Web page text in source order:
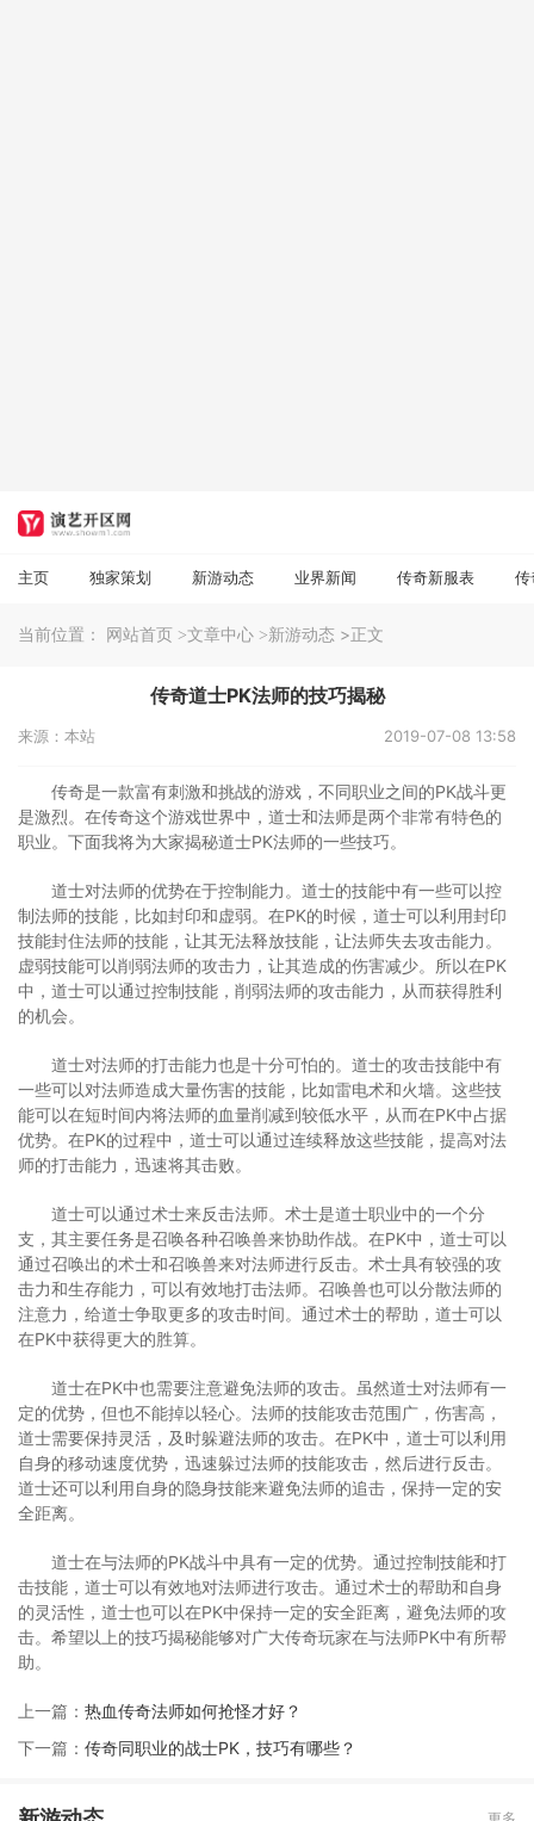
主页 独家策划 新游动态 业界新闻 传奇新服表 传
当前位置： 网站首页 >文章中心 >新游动态 >正文
传奇道士PK法师的技巧揭秘
来源：本站 2019-07-08 13:58
传奇是一款富有刺激和挑战的游戏，不同职业之间的PK战斗更
是激烈。在传奇这个游戏世界中，道士和法师是两个非常有特色的
职业。下面我将为大家揭秘道士PK法师的一些技巧。
道士对法师的优势在于控制能力。道士的技能中有一些可以控
制法师的技能，比如封印和虚弱。在PK的时候，道士可以利用封印
技能封住法师的技能，让其无法释放技能，让法师失去攻击能力。
虚弱技能可以削弱法师的攻击力，让其造成的伤害减少。所以在PK
中，道士可以通过控制技能，削弱法师的攻击能力，从而获得胜利
的机会。
道士对法师的打击能力也是十分可怕的。道士的攻击技能中有
一些可以对法师造成大量伤害的技能，比如雷电术和火墙。这些技
能可以在短时间内将法师的血量削减到较低水平，从而在PK中占据
优势。在PK的过程中，道士可以通过连续释放这些技能，提高对法
师的打击能力，迅速将其击败。
道士可以通过术士来反击法师。术士是道士职业中的一个分
支，其主要任务是召唤各种召唤兽来协助作战。在PK中，道士可以
通过召唤出的术士和召唤兽来对法师进行反击。术士具有较强的攻
击力和生存能力，可以有效地打击法师。召唤兽也可以分散法师的
注意力，给道士争取更多的攻击时间。通过术士的帮助，道士可以
在PK中获得更大的胜算。
道士在PK中也需要注意避免法师的攻击。虽然道士对法师有一
定的优势，但也不能掉以轻心。法师的技能攻击范围广，伤害高，
道士需要保持灵活，及时躲避法师的攻击。在PK中，道士可以利用
自身的移动速度优势，迅速躲过法师的技能攻击，然后进行反击。
道士还可以利用自身的隐身技能来避免法师的追击，保持一定的安
全距离。
道士在与法师的PK战斗中具有一定的优势。通过控制技能和打
击技能，道士可以有效地对法师进行攻击。通过术士的帮助和自身
的灵活性，道士也可以在PK中保持一定的安全距离，避免法师的攻
击。希望以上的技巧揭秘能够对广大传奇玩家在与法师PK中有所帮
助。
上一篇： 热血传奇法师如何抢怪才好？
下一篇： 传奇同职业的战士PK，技巧有哪些？
更多